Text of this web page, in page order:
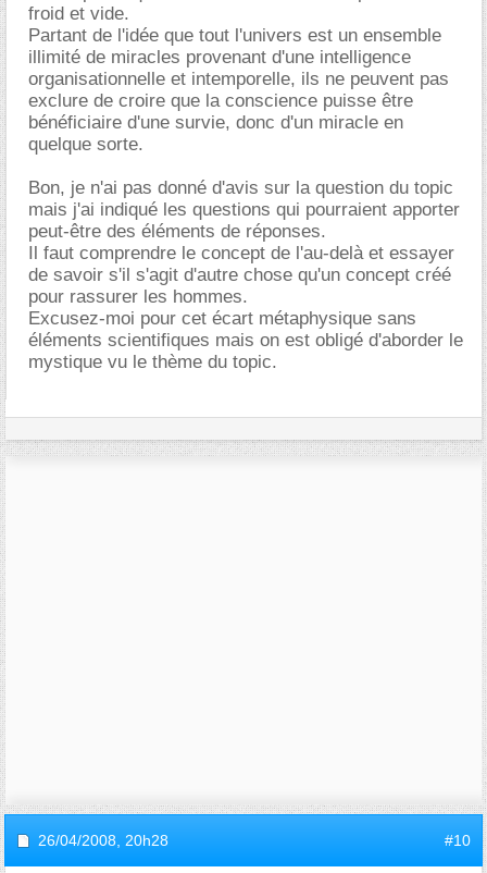
froid et vide.
Partant de l'idée que tout l'univers est un ensemble
illimité de miracles provenant d'une intelligence
organisationnelle et intemporelle, ils ne peuvent pas
exclure de croire que la conscience puisse être
bénéficiaire d'une survie, donc d'un miracle en
quelque sorte.
Bon, je n'ai pas donné d'avis sur la question du topic
mais j'ai indiqué les questions qui pourraient apporter
peut-être des éléments de réponses.
Il faut comprendre le concept de l'au-delà et essayer
de savoir s'il s'agit d'autre chose qu'un concept créé
pour rassurer les hommes.
Excusez-moi pour cet écart métaphysique sans
éléments scientifiques mais on est obligé d'aborder le
mystique vu le thème du topic.
26/04/2008, 20h28 #10